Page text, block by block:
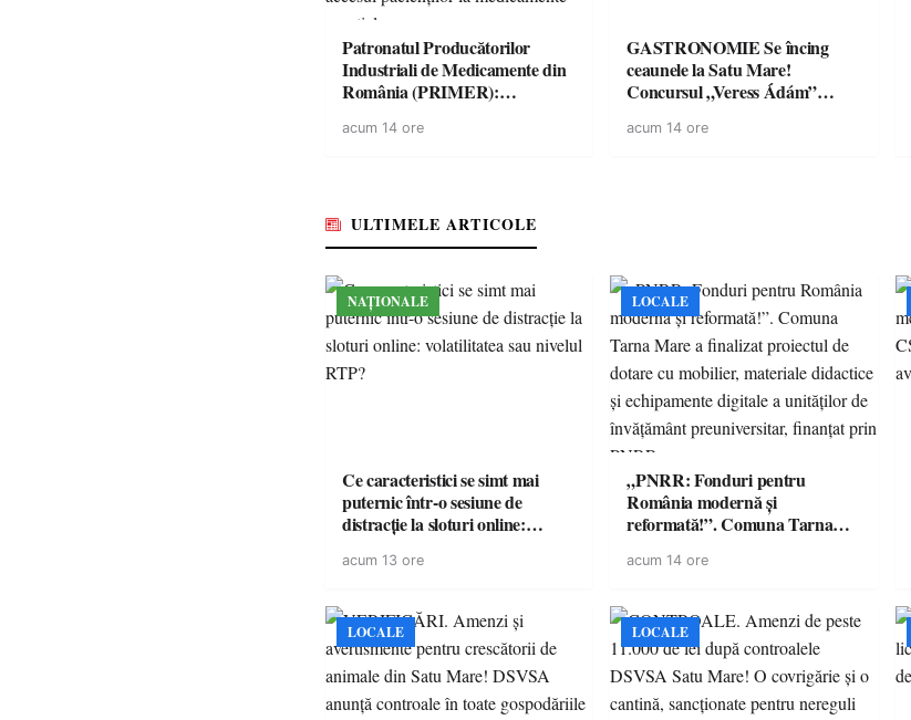
Patronatul Producătorilor
Industriali de Medicamente din
România (PRIMER):
energie electrică a fabricilor de
acum 14 ore
GASTRONOMIE Se încing
ceaunele la Satu Mare!
Concursul „Veress Ádám”
spectaculoase, premii și un jurat
acum 14 ore
ULTIMELE ARTICOLE
NAȚIONALE
Ce caracteristici se simt mai
puternic într-o sesiune de
distracție la sloturi online:
acum 13 ore
LOCALE
„PNRR: Fonduri pentru
România modernă și
reformată!”. Comuna Tarna
dotare cu mobilier, materiale
a unităților de învățământ
preuniversitar, finanțat prin
PNRR
acum 14 ore
LOCALE LOCALE